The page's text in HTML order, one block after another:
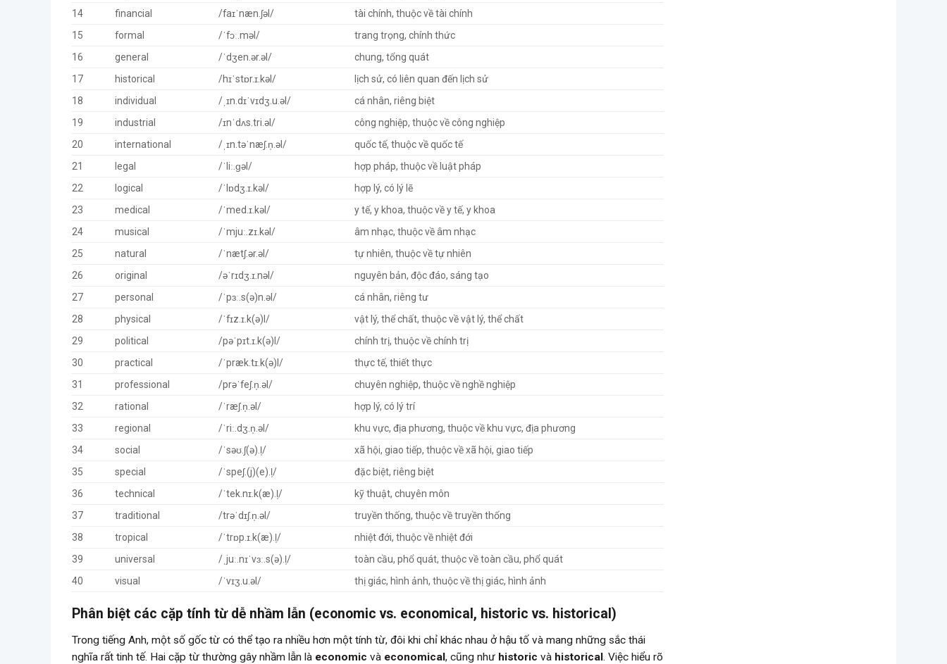
14
financial /faɪˈnæn.ʃəl/
tài chính, thuộc về tài chính
15
formal /ˈfɔː.məl/
trang trọng, chính thức
16
general /ˈdʒen.ər.əl/
chung, tổng quát
17
historical /hɪˈstɒr.ɪ.kəl/
lịch sử, có liên quan đến lịch sử
18
individual /ˌɪn.dɪˈvɪdʒ.u.əl/
cá nhân, riêng biệt
19
industrial /ɪnˈdʌs.tri.əl/
công nghiệp, thuộc về công nghiệp
20
international /ˌɪn.təˈnæʃ.n̩.əl/
quốc tế, thuộc về quốc tế
21
legal /ˈliː.ɡəl/
hợp pháp, thuộc về luật pháp
22
logical /ˈlɒdʒ.ɪ.kəl/
hợp lý, có lý lẽ
23
medical /ˈmed.ɪ.kəl/
y tế, y khoa, thuộc về y tế, y khoa
24
musical /ˈmjuː.zɪ.kəl/
âm nhạc, thuộc về âm nhạc
25
natural /ˈnætʃ.ər.əl/
tự nhiên, thuộc về tự nhiên
26
original /əˈrɪdʒ.ɪ.nəl/
nguyên bản, độc đáo, sáng tạo
27
personal /ˈpɜː.s(ə)n.əl/
cá nhân, riêng tư
28
physical /ˈfɪz.ɪ.k(ə)l/
vật lý, thể chất, thuộc về vật lý, thể chất
29
political /pəˈpɪt.ɪ.k(ə)l/
chính trị, thuộc về chính trị
30
practical /ˈpræk.tɪ.k(ə)l/
thực tế, thiết thực
31
professional /prəˈfeʃ.n̩.əl/
chuyên nghiệp, thuộc về nghề nghiệp
32
rational /ˈræʃ.n̩.əl/
hợp lý, có lý trí
33
regional /ˈriː.dʒ.n̩.əl/
khu vực, địa phương, thuộc về khu vực, địa phương
34
social /ˈsəʊ.ʃ(ə).l̩/
xã hội, giao tiếp, thuộc về xã hội, giao tiếp
35
special /ˈspeʃ.(j)(e).l̩/
đặc biệt, riêng biệt
36
technical /ˈtek.nɪ.k(æ).l̩/
kỹ thuật, chuyên môn
37
traditional /trəˈdɪʃ.n̩.əl/
truyền thống, thuộc về truyền thống
38
tropical /ˈtrɒp.ɪ.k(æ).l̩/
nhiệt đới, thuộc về nhiệt đới
39
universal /ˌjuː.nɪˈvɜː.s(ə).l̩/
toàn cầu, phổ quát, thuộc về toàn cầu, phổ quát
40
visual /ˈvɪʒ.u.əl/ thị giác, hình ảnh, thuộc về thị giác, hình ảnh
Phân biệt các cặp tính từ dễ nhầm lẫn (economic vs. economical, historic vs. historical)
Trong tiếng Anh, một số gốc từ có thể tạo ra nhiều hơn một tính từ, đôi khi chỉ khác nhau ở hậu tố và mang những sắc thái
nghĩa rất tinh tế. Hai cặp từ thường gây nhầm lẫn là economic và economical, cũng như historic và historical. Việc hiểu rõ